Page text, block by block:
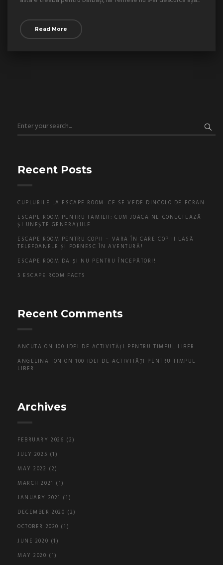
Read More
Recent Posts
CUPLURILE LA ESCAPE ROOM: CE SE VEDE DINCOLO DE ECRAN
ESCAPE ROOM PENTRU FAMILII: CUM JOACA NE CONECTEAZĂ
ȘI UNEȘTE GENERAȚIILE
ESCAPE ROOM PENTRU COPII – VARA ÎN CARE COPIII LASĂ
TELEFOANELE ȘI PORNESC ÎN AVENTURĂ!
ESCAPE ROOM DA ȘI NU PENTRU ÎNCEPĂTORI!
5 ESCAPE ROOM FACTS
Recent Comments
ANCUTA ON 100 IDEI DE ACTIVITĂȚI PENTRU TIMPUL LIBER
ANGELINA ION ON100 IDEI DE ACTIVITĂȚI PENTRU TIMPUL
LIBER
Archives
FEBRUARY 2026 (2)
JULY 2025 (1)
MAY 2022 (2)
MARCH 2021 (1)
JANUARY 2021 (1)
DECEMBER 2020 (2)
OCTOBER 2020 (1)
JUNE 2020 (1)
MAY 2020 (1)